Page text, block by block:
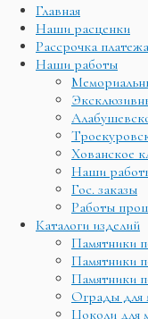
Главная
Наши расценки
Рассрочка платежа
Наши работы
Хованское
Наши
Гос. заказы
Работы
Каталоги изделий
Памятники
Памятники
Памятники
Ограды для
Цоколи для